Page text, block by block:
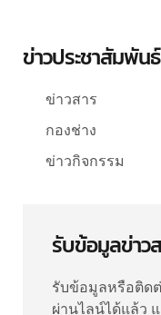
ข่าวประชาสัมพันธ์
ข่าวสาร
กองช่าง
ข่าวกิจกรรม
รับข้อมูลข่าว
รับข้อมูลหรือติด
ผ่านไลน์ได้แล้ว